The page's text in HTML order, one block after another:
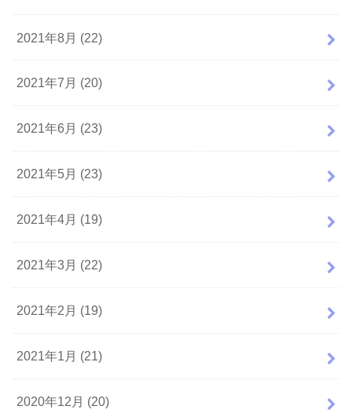
2021年8月 (22)
2021年7月 (20)
2021年6月 (23)
2021年5月 (23)
2021年4月 (19)
2021年3月 (22)
2021年2月 (19)
2021年1月 (21)
2020年12月 (20)